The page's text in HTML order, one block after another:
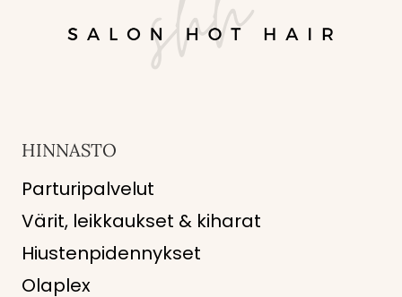
HINNASTO
Parturipalvelut
Värit, leikkaukset & kiharat
Hiustenpidennykset
Olaplex